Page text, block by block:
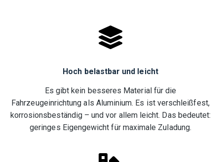
Hoch belastbar und leicht
Es gibt kein besseres Material für die
Fahrzeugeinrichtung als Aluminium. Es ist verschleißfest,
korrosionsbeständig – und vor allem leicht. Das bedeutet:
geringes Eigengewicht für maximale Zuladung.